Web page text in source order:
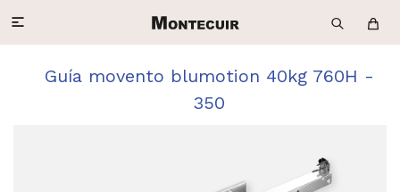

Guía movento blumotion 40kg 760H -
350